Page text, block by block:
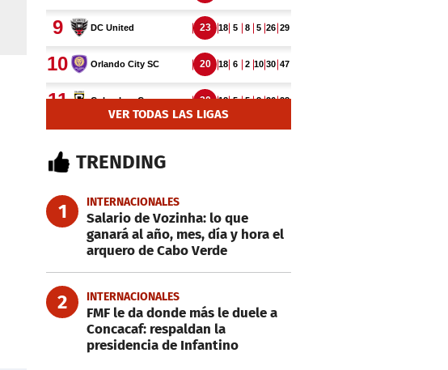
VER TODAS LAS LIGAS
TRENDING
1 INTERNACIONALES
Salario de Vozinha: lo que
ganará al año, mes, día y hora el
arquero de Cabo Verde
2 INTERNACIONALES
FMF le da donde más le duele a
Concacaf: respaldan la
presidencia de Infantino